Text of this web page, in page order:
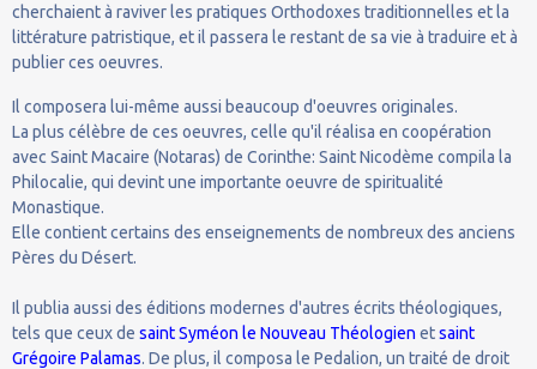
cherchaient à raviver les pratiques Orthodoxes traditionnelles et la
littérature patristique, et il passera le restant de sa vie à traduire et à
publier ces oeuvres.
Il composera lui-même aussi beaucoup d'oeuvres originales.
La plus célèbre de ces oeuvres, celle qu'il réalisa en coopération
avec Saint Macaire (Notaras) de Corinthe: Saint Nicodème compila la
Philocalie, qui devint une importante oeuvre de spiritualité
Monastique.
Elle contient certains des enseignements de nombreux des anciens
Pères du Désert.
Il publia aussi des éditions modernes d'autres écrits théologiques,
tels que ceux de saint Syméon le Nouveau Théologien etsaint
Grégoire Palamas. De plus, il composa le Pedalion, un traité de droit